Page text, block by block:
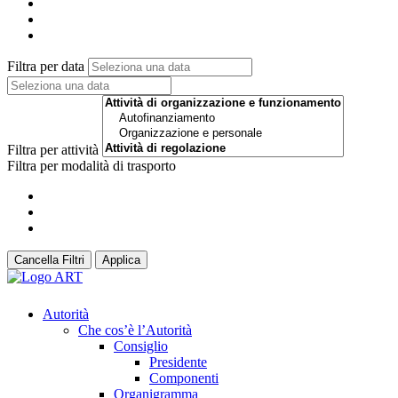
Filtra per data
Filtra per attività
Filtra per modalità di trasporto
Cancella Filtri Applica
Autorità
Che cos’è l’Autorità
Consiglio
Presidente
Componenti
Organigramma